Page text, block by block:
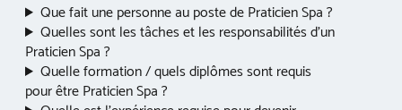
Que fait une personne au poste de Praticien Spa ?
Quelles sont les tâches et les responsabilités d’un
Praticien Spa ?
Quelle formation / quels diplômes sont requis
pour être Praticien Spa ?